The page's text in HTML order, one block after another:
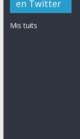
en Twitter
Mis tuits